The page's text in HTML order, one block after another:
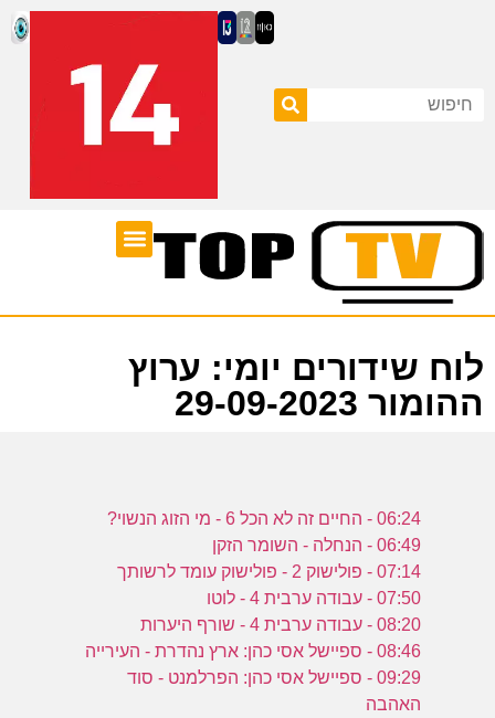
לוח שידורים יומי: ערוץ
ההומור 29-09-2023
06:24 - החיים זה לא הכל 6 - מי הזוג הנשוי?
06:49 - הנחלה - השומר הזקן
07:14 - פולישוק 2 - פולישוק עומד לרשותך
07:50 - עבודה ערבית 4 - לוטו
08:20 - עבודה ערבית 4 - שורף היערות
08:46 - ספיישל אסי כהן: ארץ נהדרת - העירייה
09:29 - ספיישל אסי כהן: הפרלמנט - סוד
האהבה